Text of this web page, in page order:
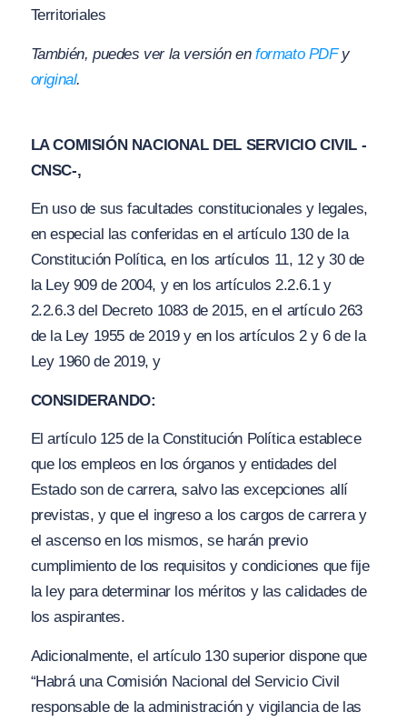
Territoriales
También, puedes ver la versión en formato PDFy
original.
LA COMISIÓN NACIONAL DEL SERVICIO CIVIL -
CNSC-,
En uso de sus facultades constitucionales y legales,
en especial las conferidas en el artículo 130 de la
Constitución Política, en los artículos 11, 12 y 30 de
la Ley 909 de 2004, y en los artículos 2.2.6.1 y
2.2.6.3 del Decreto 1083 de 2015, en el artículo 263
de la Ley 1955 de 2019 y en los artículos 2 y 6 de la
Ley 1960 de 2019, y
CONSIDERANDO:
El artículo 125 de la Constitución Política establece
que los empleos en los órganos y entidades del
Estado son de carrera, salvo las excepciones allí
previstas, y que el ingreso a los cargos de carrera y
el ascenso en los mismos, se harán previo
cumplimiento de los requisitos y condiciones que fije
la ley para determinar los méritos y las calidades de
los aspirantes.
Adicionalmente, el artículo 130 superior dispone que
“Habrá una Comisión Nacional del Servicio Civil
responsable de la administración y vigilancia de las